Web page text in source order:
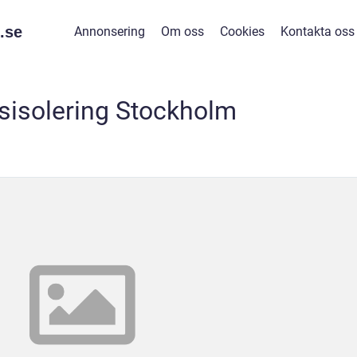
se Annonsering Om oss Cookies Kontakta oss
Stockholm